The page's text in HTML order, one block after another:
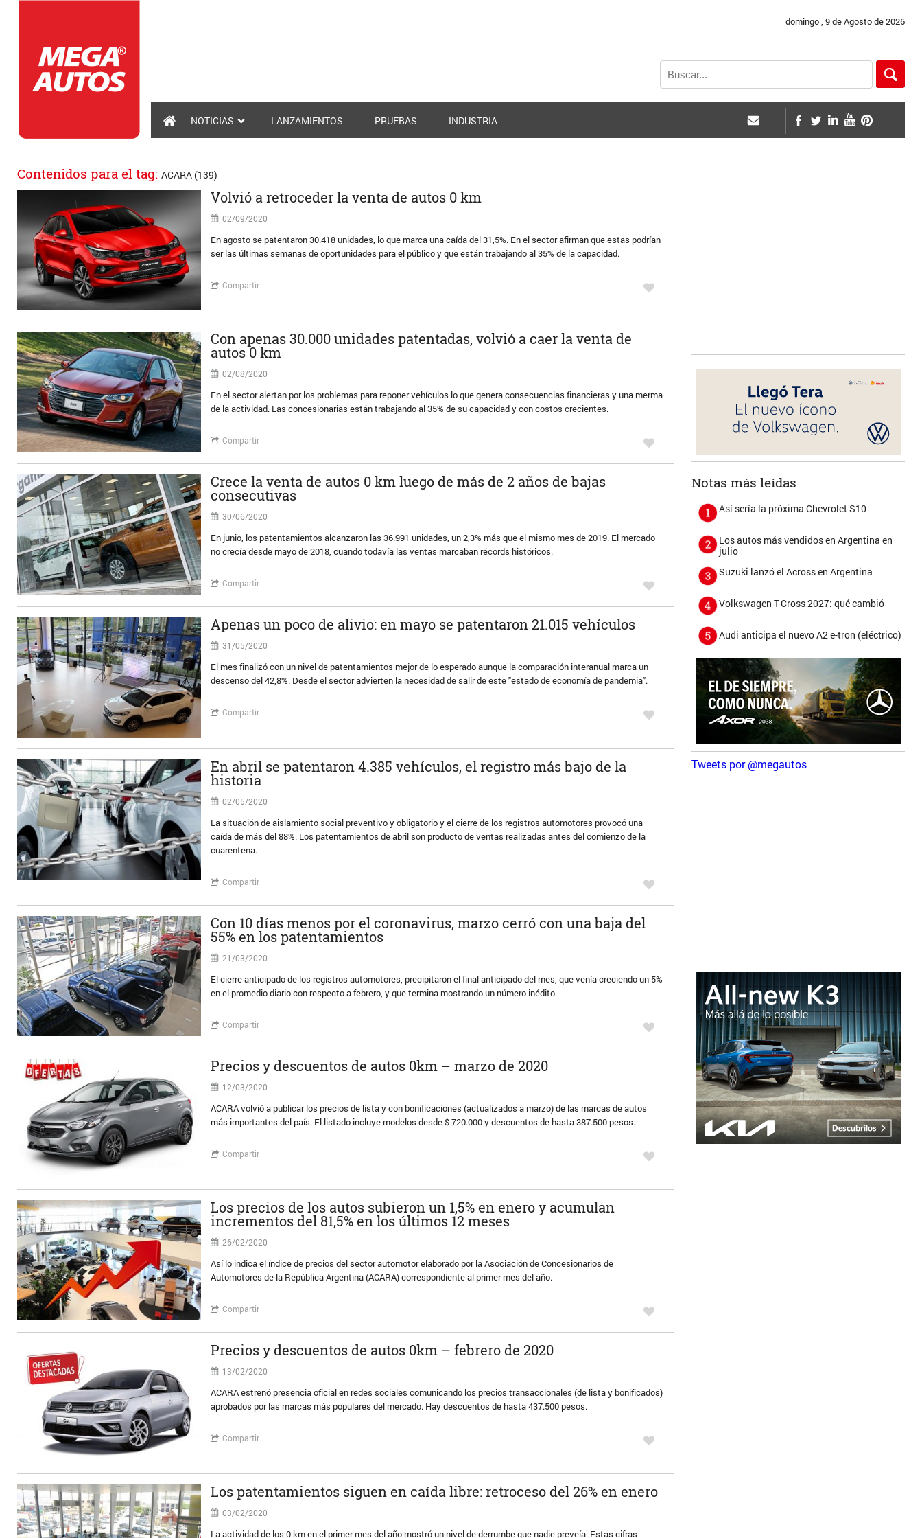
domingo , 9 de Agosto de 2026
NOTICIAS LANZAMIENTOS PRUEBAS INDUSTRIA
Contenidos para el tag: ACARA (139)
Volvió a retroceder la venta de autos 0 km
02/09/2020
En agosto se patentaron 30.418 unidades, lo que marca una caída del 31,5%. En el sector afirman que estas podrían
ser las últimas semanas de oportunidades para el público y que están trabajando al 35% de la capacidad.
Compartir
Con apenas 30.000 unidades patentadas, volvió a caer la venta de
autos 0 km
02/08/2020
En el sector alertan por los problemas para reponer vehículos lo que genera consecuencias financieras y una merma
de la actividad. Las concesionarias están trabajando al 35% de su capacidad y con costos crecientes.
Compartir
Crece la venta de autos 0 km luego de más de 2 años de bajas
consecutivas
30/06/2020
En junio, los patentamientos alcanzaron las 36.991 unidades, un 2,3% más que el mismo mes de 2019. El mercado
no crecía desde mayo de 2018, cuando todavía las ventas marcaban récords históricos.
Compartir
Apenas un poco de alivio: en mayo se patentaron 21.015 vehículos
31/05/2020
El mes finalizó con un nivel de patentamientos mejor de lo esperado aunque la comparación interanual marca un
descenso del 42,8%. Desde el sector advierten la necesidad de salir de este "estado de economía de pandemia".
Compartir
En abril se patentaron 4.385 vehículos, el registro más bajo de la
historia
02/05/2020
La situación de aislamiento social preventivo y obligatorio y el cierre de los registros automotores provocó una
caída de más del 88%. Los patentamientos de abril son producto de ventas realizadas antes del comienzo de la
cuarentena.
Compartir
Con 10 días menos por el coronavirus, marzo cerró con una baja del
55% en los patentamientos
21/03/2020
El cierre anticipado de los registros automotores, precipitaron el final anticipado del mes, que venía creciendo un 5%
en el promedio diario con respecto a febrero, y que termina mostrando un número inédito.
Compartir
Precios y descuentos de autos 0km – marzo de 2020
12/03/2020
ACARA volvió a publicar los precios de lista y con bonificaciones (actualizados a marzo) de las marcas de autos
más importantes del país. El listado incluye modelos desde $ 720.000 y descuentos de hasta 387.500 pesos.
Compartir
Los precios de los autos subieron un 1,5% en enero y acumulan
incrementos del 81,5% en los últimos 12 meses
26/02/2020
Así lo indica el índice de precios del sector automotor elaborado por la Asociación de Concesionarios de
Automotores de la República Argentina (ACARA) correspondiente al primer mes del año.
Compartir
Precios y descuentos de autos 0km – febrero de 2020
13/02/2020
ACARA estrenó presencia oficial en redes sociales comunicando los precios transaccionales (de lista y bonificados)
aprobados por las marcas más populares del mercado. Hay descuentos de hasta 437.500 pesos.
Compartir
Los patentamientos siguen en caída libre: retroceso del 26% en enero
03/02/2020
La actividad de los 0 km en el primer mes del año mostró un nivel de derrumbe que nadie preveía. Estas cifras
Notas más leídas
Así sería la próxima Chevrolet S10
Los autos más vendidos en Argentina en
julio
Suzuki lanzó el Across en Argentina
Volkswagen T-Cross 2027: qué cambió
Audi anticipa el nuevo A2 e-tron (eléctrico)
Tweets por @megautos